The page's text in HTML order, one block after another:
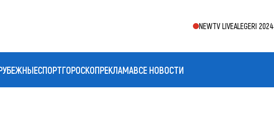
NEWTV LIVEALEGERI 2024
СПОРТГОРОСКОПРЕКЛАМАВСЕ НОВОСТИ